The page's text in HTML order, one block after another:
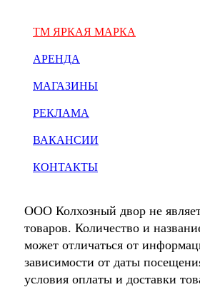
ТМ ЯРКАЯ МАРКА
АРЕНДА
МАГАЗИНЫ
РЕКЛАМА
ВАКАНСИИ
КОНТАКТЫ
ООО Колхозный двор не
товаров. Количество и
может отличаться от
зависимости от даты
условия оплаты и доставки